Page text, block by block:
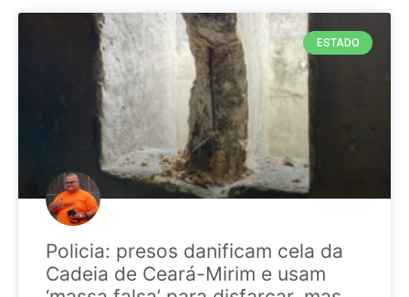
ESTADO
Policia: presos danificam cela da
Cadeia de Ceará-Mirim e usam